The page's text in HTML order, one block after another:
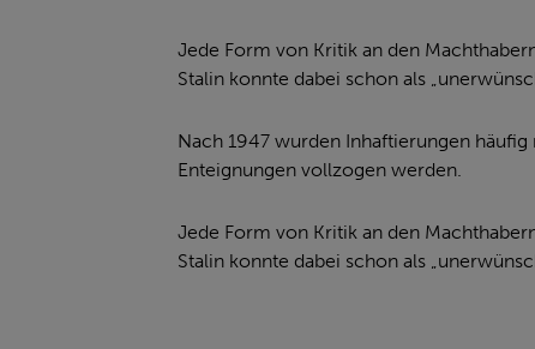
Jede Form von Kritik an den
Stalin konnte dabei schon als
Nach 1947 wurden Inhaftierungen
Enteignungen vollzogen werden.
Jede Form von Kritik an den
Stalin konnte dabei schon als